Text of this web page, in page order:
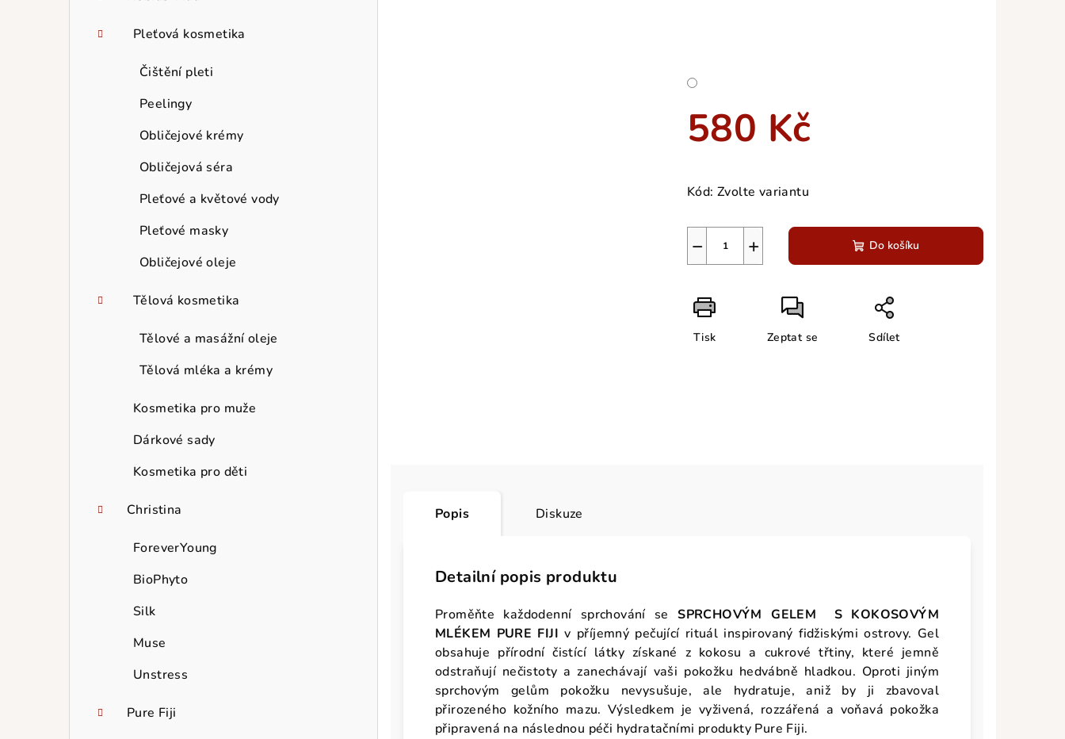
Pleťová kosmetika
Čištění pleti
Peelingy
Obličejové krémy
Obličejová séra
Pleťové a květové vody
Pleťové masky
Obličejové oleje
Tělová kosmetika
Tělové a masážní oleje
Tělová mléka a krémy
Kosmetika pro muže
Dárkové sady
Kosmetika pro děti
Christina
ForeverYoung
BioPhyto
Silk
Muse
Unstress
Pure Fiji
580 Kč
cena:
Kód: Zvolte variantu
+
− Do košíku
Tisk Zeptat se Sdílet
Popis Diskuze
Detailní popis produktu
Proměňte každodenní sprchování seSPRCHOVÝM GELEM S KOKOSOVÝM
MLÉKEM PURE FIJI v příjemný pečující rituál inspirovaný fidžiskými ostrovy. Gel
obsahuje přírodní čistící látky získané z kokosu a cukrové třtiny, které jemně
odstraňují nečistoty a zanechávají vaši pokožku hedvábně hladkou. Oproti jiným
sprchovým gelům pokožku nevysušuje, ale hydratuje, aniž by ji zbavoval
přirozeného kožního mazu. Výsledkem je vyživená, rozzářená a voňavá pokožka
připravená na následnou péči hydratačními produkty Pure Fiji.